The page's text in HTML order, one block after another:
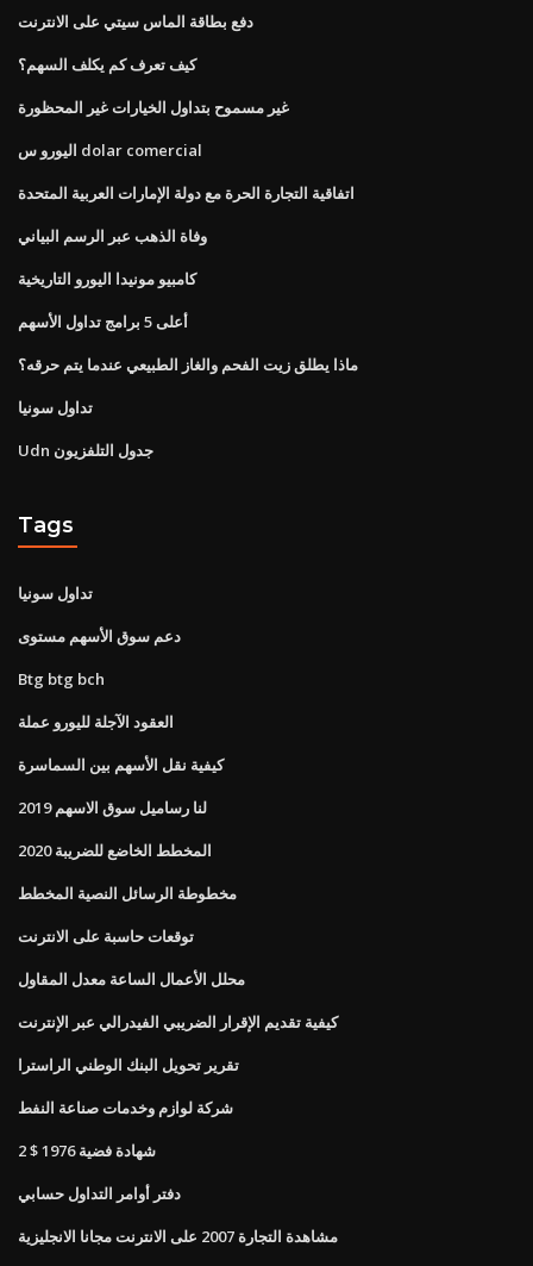
دفع بطاقة الماس سيتي على الانترنت
كيف تعرف كم يكلف السهم؟
غير مسموح بتداول الخيارات غير المحظورة
اليورو س dolar comercial
اتفاقية التجارة الحرة مع دولة الإمارات العربية المتحدة
وفاة الذهب عبر الرسم البياني
كامبيو مونيدا اليورو التاريخية
أعلى 5 برامج تداول الأسهم
ماذا يطلق زيت الفحم والغاز الطبيعي عندما يتم حرقه؟
تداول سونيا
Udn جدول التلفزيون
Tags
تداول سونيا
دعم سوق الأسهم مستوى
Btg btg bch
العقود الآجلة لليورو عملة
كيفية نقل الأسهم بين السماسرة
لنا رساميل سوق الاسهم 2019
المخطط الخاضع للضريبة 2020
مخطوطة الرسائل النصية المخطط
توقعات حاسبة على الانترنت
محلل الأعمال الساعة معدل المقاول
كيفية تقديم الإقرار الضريبي الفيدرالي عبر الإنترنت
تقرير تحويل البنك الوطني الراسترا
شركة لوازم وخدمات صناعة النفط
2 $ شهادة فضية 1976
دفتر أوامر التداول حسابي
مشاهدة التجارة 2007 على الانترنت مجانا الانجليزية